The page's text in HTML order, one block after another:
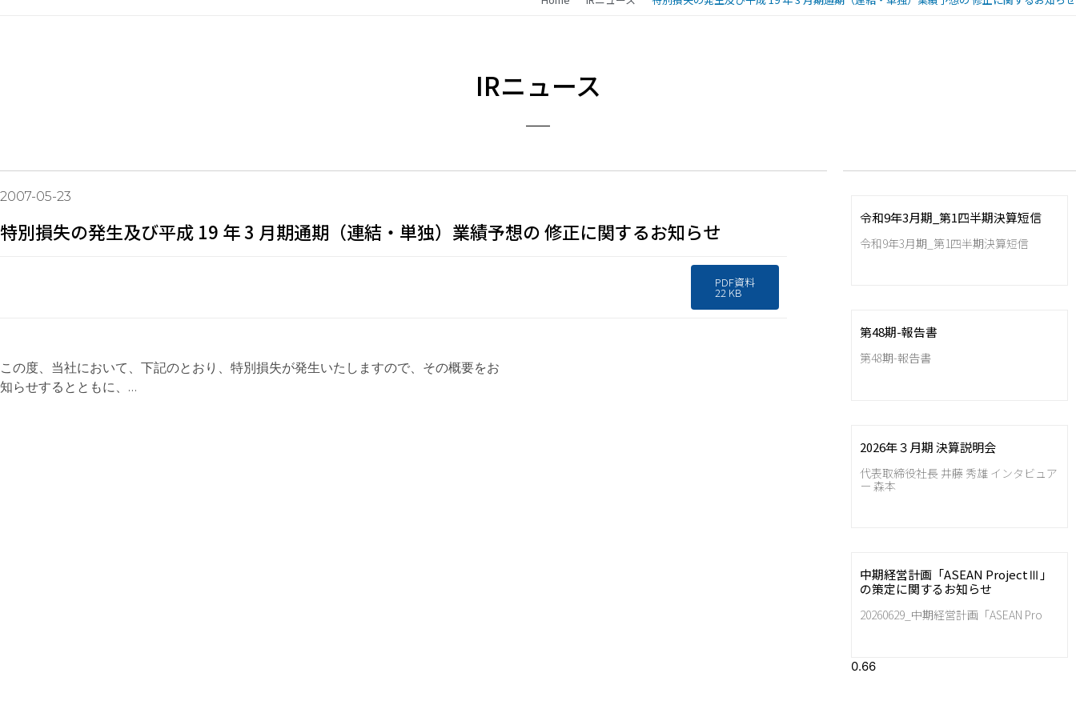
IRニュース
2007-05-23
特別損失の発生及び平成 19 年 3 月期通期（連結・単独）業績予想の 修正に関するお知らせ
PDF資料
22 KB
この度、当社において、下記のとおり、特別損失が発生いたしますので、その概要をお
知らせするとともに、…
令和9年3月期_第1四半期決算短信
令和9年3月期_第1四半期決算短信
第48期-報告書
第48期-報告書
2026年３月期 決算説明会
代表取締役社長 井藤 秀雄 インタビュア
ー 森本
中期経営計画「ASEAN ProjectⅢ」
の策定に関するお知らせ
20260629_中期経営計画「ASEAN Pro